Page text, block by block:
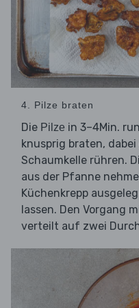
4. Pilze braten
Die Pilze in 3–4Min.
knusprig braten,
Schaumkelle rühren.
aus der Pfanne
Küchenkrepp
lassen. Den Vorgang
verteilt auf zwei